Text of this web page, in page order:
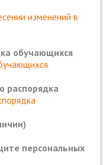
изменений в
обучающихся
распорядка
персональных